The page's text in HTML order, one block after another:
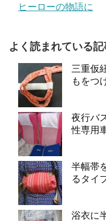
ヒーローの物語に
よく読まれている記
三重仮
もをつ
夜行バ
性専用
半幅帯
るタイ
浴衣に